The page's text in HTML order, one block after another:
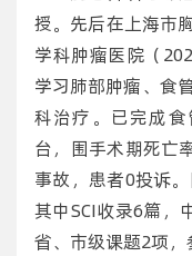
授。先后在上海市
学科肿瘤医院（
学习肺部肿瘤、食
科治疗。已完成
台，围手术期死亡
事故，患者0投诉
其中SCI收录6篇，
省、市级课题2项